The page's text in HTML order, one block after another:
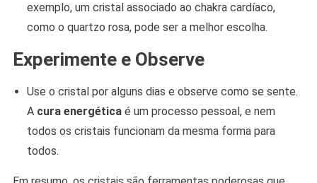
exemplo, um cristal associado ao chakra cardíaco,
como o quartzo rosa, pode ser a melhor escolha.
Experimente e Observe
Use o cristal por alguns dias e observe como se sente.
A cura energéticaé um processo pessoal, e nem
todos os cristais funcionam da mesma forma para
todos.